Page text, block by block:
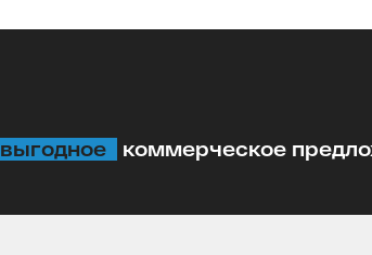
выгодное коммерческое